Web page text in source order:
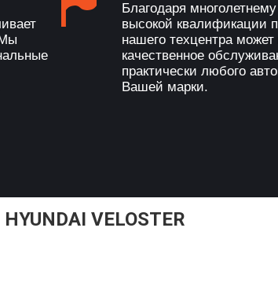
Благодаря
высокой квалификации
нашего техцентра
качественное
практически любого
Вашей марки.
VELOSTER